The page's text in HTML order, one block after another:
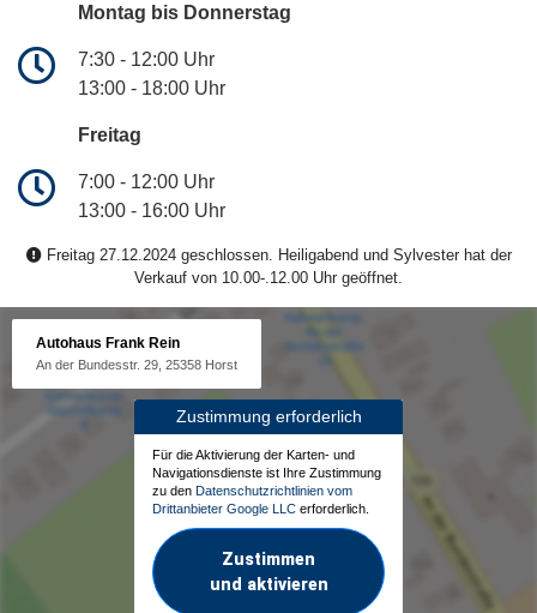
Montag bis Donnerstag
7:30 - 12:00 Uhr
13:00 - 18:00 Uhr
Freitag
7:00 - 12:00 Uhr
13:00 - 16:00 Uhr
Freitag 27.12.2024 geschlossen. Heiligabend und Sylvester hat der
Verkauf von 10.00-.12.00 Uhr geöffnet.
Autohaus Frank Rein
An der Bundesstr. 29, 25358 Horst
Zustimmung erforderlich
Für die Aktivierung der Karten- und
Navigationsdienste ist Ihre Zustimmung
zu den Datenschutzrichtlinien vom
Drittanbieter Google LLC erforderlich.
Zustimmen
und aktivieren